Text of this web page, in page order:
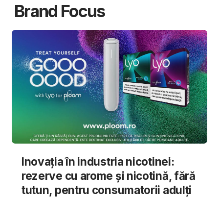
Brand Focus
Inovația în industria nicotinei:
rezerve cu arome și nicotină, fără
tutun, pentru consumatorii adulți